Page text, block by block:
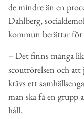
de mindre än en
Dahlberg,
kommun berättar
– Det finns många
scoutrörelsen och att
krävs ett
man ska få en grupp
håll.